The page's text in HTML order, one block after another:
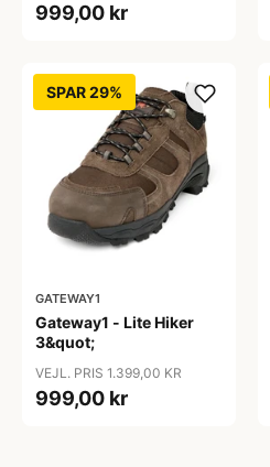
999,00 kr
SPAR 29%
GATEWAY1
Gateway1 - Lite Hiker
3&quot;
VEJL. PRIS 1.399,00 KR
999,00 kr